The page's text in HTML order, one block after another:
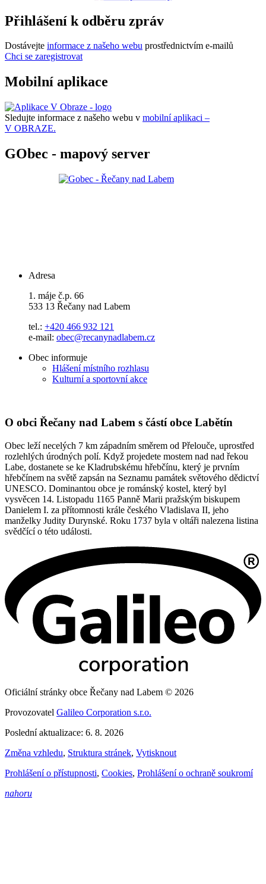
Přihlášení k odběru zpráv
Dostávejte informace z našeho webu prostřednictvím e-mailů
Chci se zaregistrovat
Mobilní aplikace
Sledujte informace z našeho webu v mobilní aplikaci –
V OBRAZE.
GObec - mapový server
Adresa
1. máje č.p. 66
533 13 Řečany nad Labem
tel.: +420 466 932 121
e-mail: obec@recanynadlabem.cz
Obec informuje
Hlášení místního rozhlasu
Kulturní a sportovní akce
O obci Řečany nad Labem s částí obce Labětín
Obec leží necelých 7 km západním směrem od Přelouče, uprostřed
rozlehlých úrodných polí. Když projedete mostem nad nad řekou
Labe, dostanete se ke Kladrubskému hřebčínu, který je prvním
hřebčínem na světě zapsán na Seznamu památek světového dědictví
UNESCO. Dominantou obce je románský kostel, který byl
vysvěcen 14. Listopadu 1165 Panně Marii pražským biskupem
Danielem I. za přítomnosti krále českého Vladislava II, jeho
manželky Judity Durynské. Roku 1737 byla v oltáři nalezena listina
svědčící o této události.
Oficiální stránky obce Řečany nad Labem © 2026
Provozovatel Galileo Corporation s.r.o.
Poslední aktualizace: 6. 8. 2026
Změna vzhledu, Struktura stránek, Vytisknout
Prohlášení o přístupnosti, Cookies, Prohlášení o ochraně soukromí
nahoru